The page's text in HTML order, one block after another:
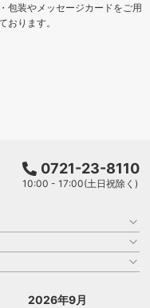
包装やメッセージカードをご用
おります。
0721-23-8110
10:00 - 17:00(土日祝除く)
2026年9月